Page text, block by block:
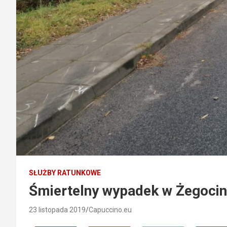
SŁUŻBY RATUNKOWE
Śmiertelny wypadek w
23 listopada 2019 Capuccino.eu